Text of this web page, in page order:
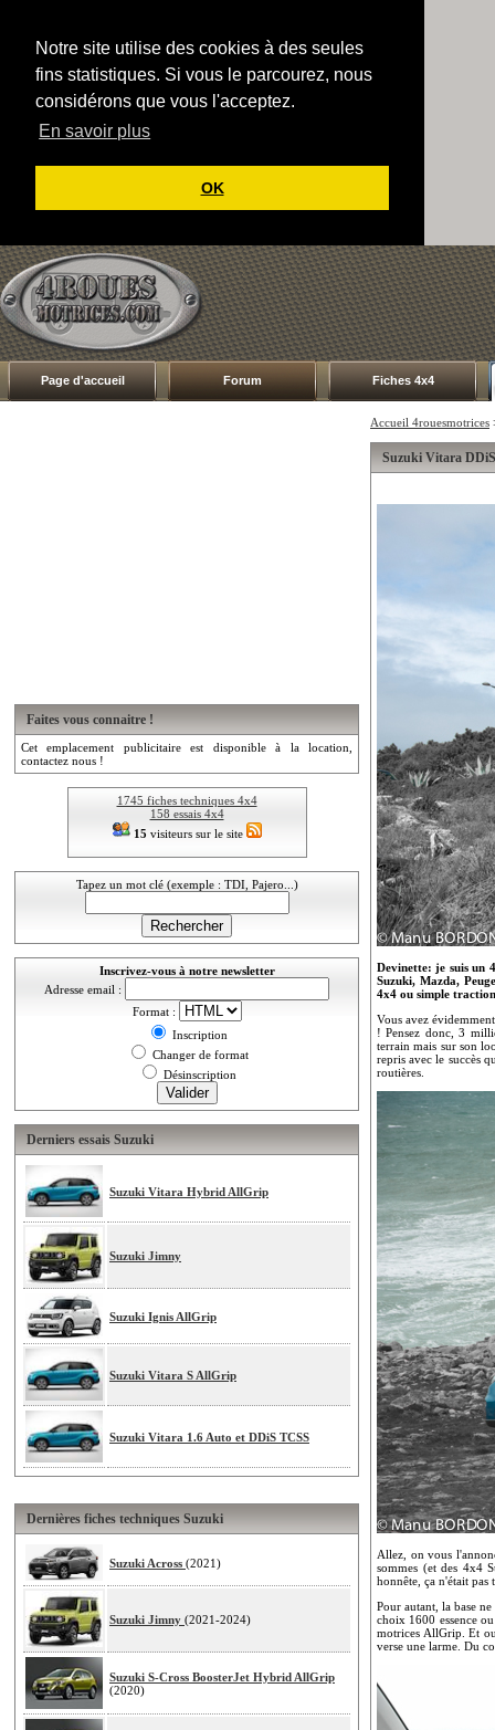
Notre site utilise des cookies à des seules
fins statistiques. Si vous le parcourez, nous
considérons que vous l'acceptez.
En savoir plus
OK
Page d'accueil Forum Fiches 4x4
Faites vous connaitre !
Cet emplacement publicitaire est disponible à la location,
contactez nous !
1745 fiches techniques 4x4
158 essais 4x4
15 visiteurs sur le site
Tapez un mot clé (exemple : TDI, Pajero...)
Inscrivez-vous à notre newsletter
Adresse email :
Format :
Inscription
Changer de format
Désinscription
Derniers essais Suzuki
Suzuki Vitara Hybrid AllGrip
Suzuki Jimny
Suzuki Ignis AllGrip
Suzuki Vitara S AllGrip
Suzuki Vitara 1.6 Auto et DDiS TCSS
Dernières fiches techniques Suzuki
Suzuki Across (2021)
Suzuki Jimny (2021-2024)
Suzuki S-Cross BoosterJet Hybrid AllGrip
(2020)
Accueil 4rouesmotrices
Suzuki Vitara
Devinette: je suis un
Suzuki, Mazda,
4x4 ou simple
Vous avez
! Pensez donc, 3
terrain mais sur son
repris avec le succès
routières.
Allez, on vous
sommes (et des 4x4
honnête, ça n'était pas
Pour autant, la base
choix 1600 essence
motrices AllGrip. Et
verse une larme. Du